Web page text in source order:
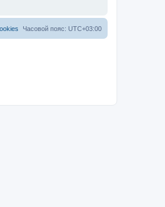
Часовой пояс: UTC+03:00